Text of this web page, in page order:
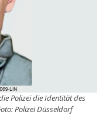
Polizei die Identität des
Polizei Düsseldorf